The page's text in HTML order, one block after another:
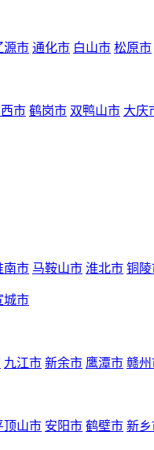
源市 通化市 白山市 松原市
市 鹤岗市 双鸭山市 大庆
南市 马鞍山市 淮北市 铜陵
城市
九江市 新余市 鹰潭市 赣州
顶山市 安阳市 鹤壁市 新乡